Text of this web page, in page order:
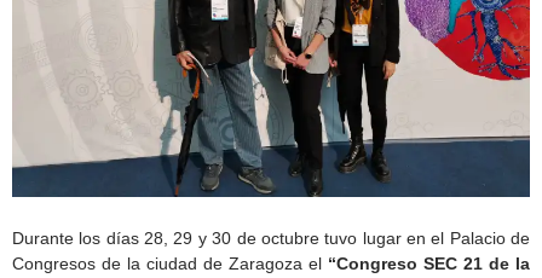
Durante los días 28, 29 y 30 de octubre tuvo lugar en el Palacio de
Congresos de la ciudad de Zaragoza el “Congreso SEC 21 de la